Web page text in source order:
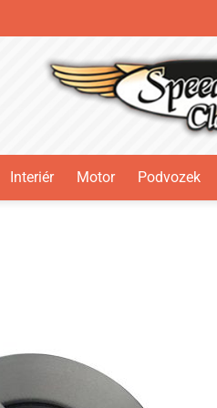
Interiér Motor Podvozek